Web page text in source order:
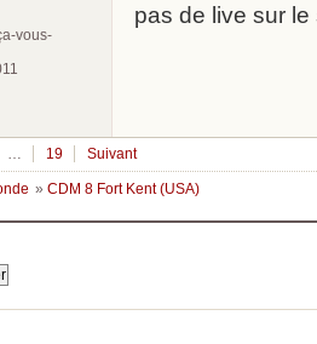
vous-
pas de live sur
19 Suivant
» CDM 8 Fort Kent (USA)